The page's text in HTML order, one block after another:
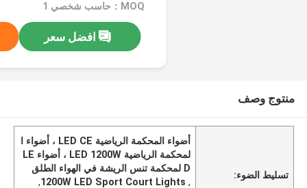
MOQ：حاسب شخصي 1
افضل سعر
منتوج وصف
تسليط الضوء:
أضواء المحكمة الرياضية LED CE ، أضواء ا
لمحكمة الرياضية LED 1200W ، أضواء LE
D لمحكمة تنس الريشة في الهواء الطلق
,
1200W LED Sport Court Lights
,